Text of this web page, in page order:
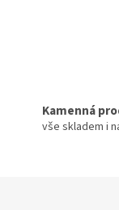
Kamenná
vše skladem i